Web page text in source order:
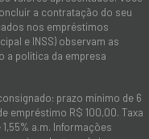
a contratação do seu
nos empréstimos
e INSS) observam as
a política da empresa
prazo mínimo de 6
empréstimo R$ 100,00. Taxa
a.m. Informações